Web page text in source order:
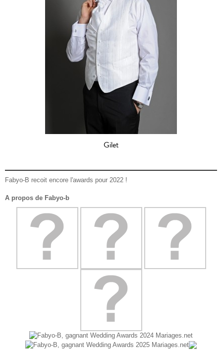
Gilet
Fabyo-B recoit encore l'awards pour 2022 !
A propos de Fabyo-b